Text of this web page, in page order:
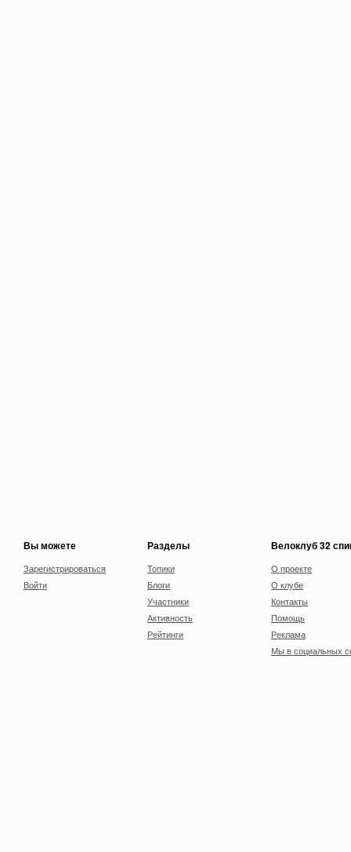
Вы можете
Зарегистрироваться
Войти
Разделы
Топики
Блоги
Участники
Активность
Рейтинги
Велоклуб 32
О проекте
О клубе
Контакты
Помощь
Реклама
Мы в социальных